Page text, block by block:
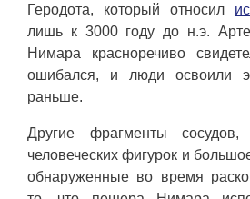
Геродота, который относил
лишь к 3000 году до н.э.
Нимара красноречиво
ошибался, и люди освоили
раньше.
Другие фрагменты сосудов,
человеческих фигурок и
обнаруженные во время